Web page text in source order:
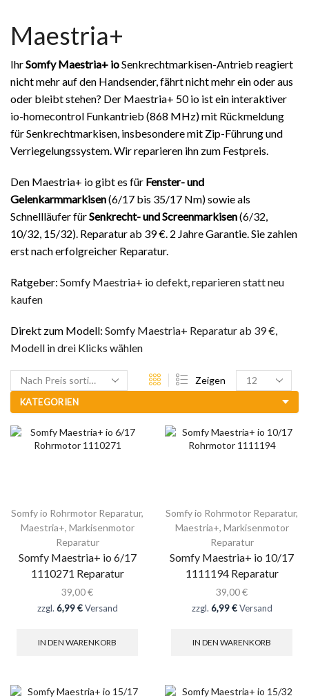
Maestria+
IhrSomfy Maestria+ ioSenkrechtmarkisen-Antrieb reagiert
nicht mehr auf den Handsender, fährt nicht mehr ein oder aus
oder bleibt stehen? Der Maestria+ 50 io ist ein interaktiver
io-homecontrol Funkantrieb (868 MHz) mit Rückmeldung
für Senkrechtmarkisen, insbesondere mit Zip-Führung und
Verriegelungssystem. Wir reparieren ihn zum Festpreis.
Den Maestria+ io gibt es für Fenster- und
Gelenkarmmarkisen(6/17 bis 35/17 Nm) sowie als
Schnellläufer fürSenkrecht- und Screenmarkisen(6/32,
10/32, 15/32). Reparatur ab 39 €. 2 Jahre Garantie. Sie zahlen
erst nach erfolgreicher Reparatur.
Ratgeber: Somfy Maestria+ io defekt, reparieren statt neu
kaufen
Direkt zum Modell: Somfy Maestria+ Reparatur ab 39 €,
Modell in drei Klicks wählen
Zeigen
KATEGORIEN
Somfy io Rohrmotor Reparatur,
Maestria+, Markisenmotor
Reparatur
Somfy Maestria+ io 6/17
1110271 Reparatur
39,00€
zzgl. 6,99 €Versand
IN DEN WARENKORB
Somfy io Rohrmotor Reparatur,
Maestria+, Markisenmotor
Reparatur
Somfy Maestria+ io 10/17
1111194 Reparatur
39,00€
zzgl. 6,99 €Versand
IN DEN WARENKORB